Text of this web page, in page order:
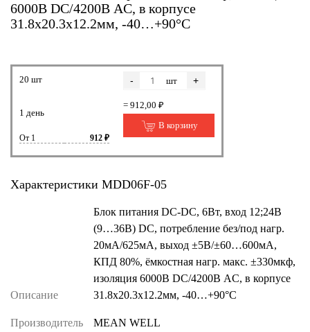
6000В DC/4200В AC, в корпусе
31.8х20.3х12.2мм, -40…+90°С
20 шт
1 день
От 1 912 ₽
- шт +
= 912,00 ₽
В корзину
Характеристики MDD06F-05
Описание
Блок питания DC-DC, 6Вт, вход 12;24В
(9…36В) DC, потребление без/под нагр.
20мА/625мА, выход ±5В/±60…600мА,
КПД 80%, ёмкостная нагр. макс. ±330мкф,
изоляция 6000В DC/4200В AC, в корпусе
31.8х20.3х12.2мм, -40…+90°С
Производитель MEAN WELL